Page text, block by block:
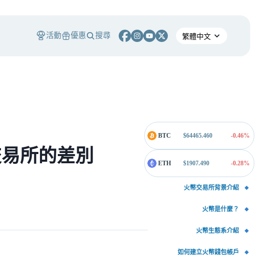
活動 優惠 搜尋
所的差別
BTC $64465.460 -0.46%
ETH $1907.490 -0.28%
火幣交易所背景介紹
火幣是什麼？
火幣生態系介紹
如何建立火幣錢包帳戶